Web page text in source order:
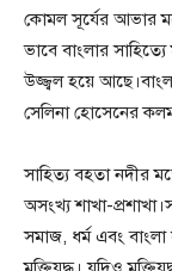
কোমল সূর্যের আভার
ভাবে বাংলার
উজ্জ্বল হয়ে
সেলিনা হোসেনের
সাহিত্য বহতা নদীর
অসংখ্য শাখা-
সমাজ, ধর্ম এবং